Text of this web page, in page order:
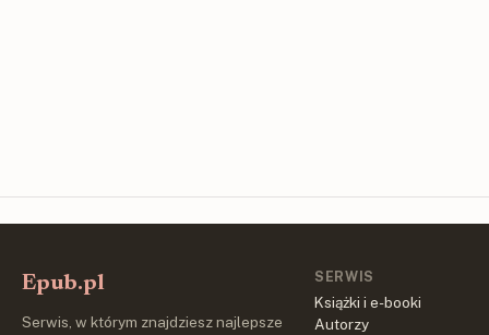
Epub.pl
Serwis, w którym znajdziesz najlepsze
SERWIS
Książki i e-booki
Autorzy